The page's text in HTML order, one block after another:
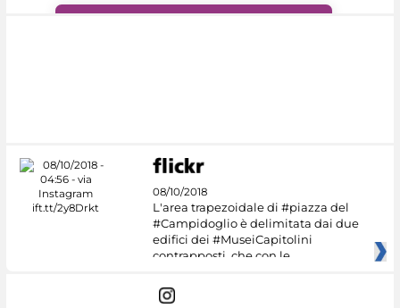
08/10/2018
L'area trapezoidale di #piazza del
#Campidoglio è delimitata dai due
edifici dei #MuseiCapitolini
contrapposti, che con le